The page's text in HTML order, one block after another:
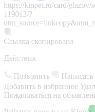
https://kinpet.ru/card/glazov/
119013/?
Ссылка скопирована
Действия
Позвонить
Добавить в избранное
Пожаловаться на